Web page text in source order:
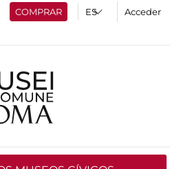
COMPRAR Acceder